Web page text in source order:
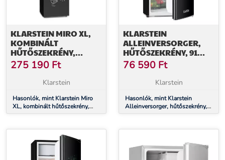
KLARSTEIN MIRO XL,
KOMBINÁLT
HŰTŐSZEKRÉNY,
180/69 LITER, E
ENERGIAHATÉKONYSÁGI
OSZTÁLY, TÁBLA
275 190 Ft
Klarstein
Hasonlók, mint Klarstein Miro
XL, kombinált hűtőszekrény,
180/69 liter, E
tábla elülső rész, fekete
KLARSTEIN
ALLEINVERSORGER,
HŰTŐSZEKRÉNY, 91
LITER, E
ENERGIAHATÉKONYSÁGI
OSZTÁLY, 2 EMELETES
FEKETE
76 590 Ft
Klarstein
Hasonlók, mint Klarstein
Alleinversorger, hűtőszekrény,
91 liter, E energiahatékonysági
fagyasztórekesz, fekete